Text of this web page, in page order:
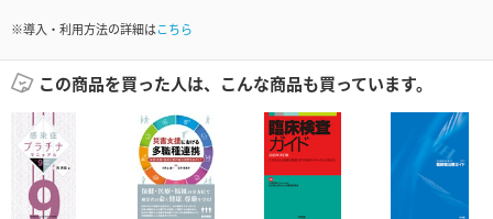
※導入・利用方法の詳細はこちら
この商品を買った人は、こんな商品も買っています。